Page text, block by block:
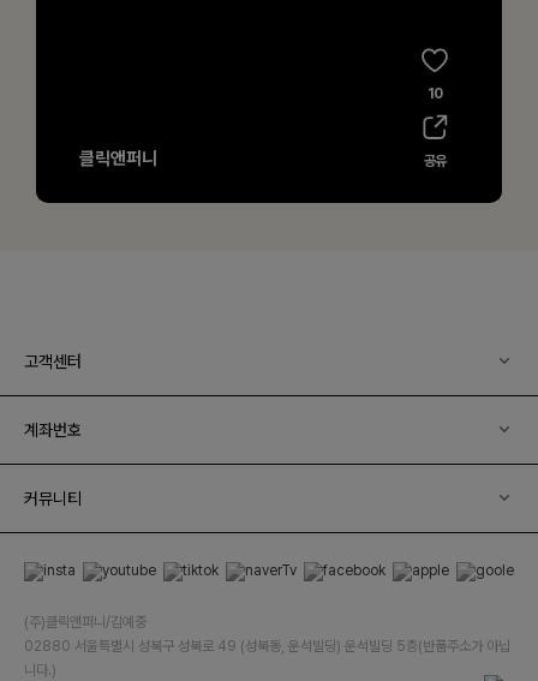
고객센터
계좌번호
커뮤니티
(주)클릭앤퍼니/김예중
02880 서울특별시 성북구 성북로 49 (성북동, 운석빌딩) 운석빌딩 5층(반품주소가 아닙
니다.)